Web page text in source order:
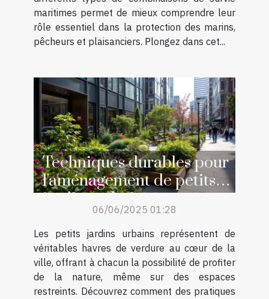
maritimes permet de mieux comprendre leur
rôle essentiel dans la protection des marins,
pêcheurs et plaisanciers. Plongez dans cet...
Techniques durables pour
l'aménagement de petits
jardins urbains
06/06/2025 01:28
Les petits jardins urbains représentent de
véritables havres de verdure au cœur de la
ville, offrant à chacun la possibilité de profiter
de la nature, même sur des espaces
restreints. Découvrez comment des pratiques